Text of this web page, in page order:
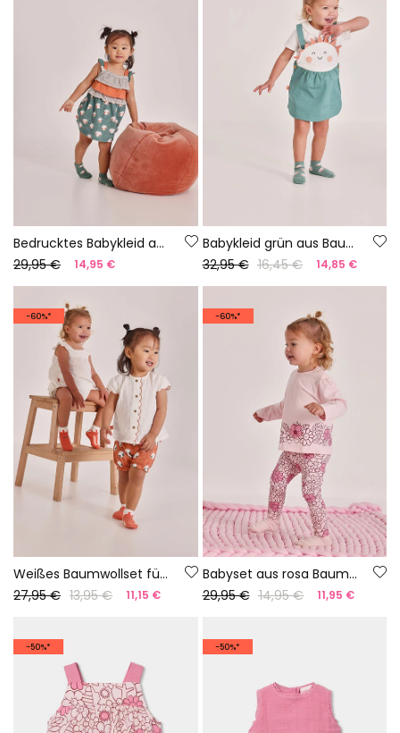
Bedrucktes Babykleid aus Strickstoff
29,95 €
14,95 €
Babykleid grün aus Baumwolle
32,95 € 16,45 € 14,85 €
-60%*
Weißes Baumwollset für Babys
27,95 € 13,95 € 11,15 €
-60%*
Babyset aus rosa Baumwollstrick
29,95 € 14,95 € 11,95 €
-50%* -50%*